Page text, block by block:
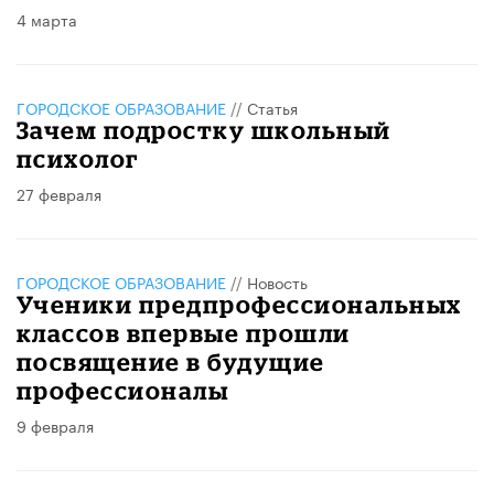
4 марта
ГОРОДСКОЕ ОБРАЗОВАНИЕ // Статья
Зачем подростку школьный
психолог
27 февраля
ГОРОДСКОЕ ОБРАЗОВАНИЕ // Новость
Ученики предпрофессиональных
классов впервые прошли
посвящение в будущие
профессионалы
9 февраля